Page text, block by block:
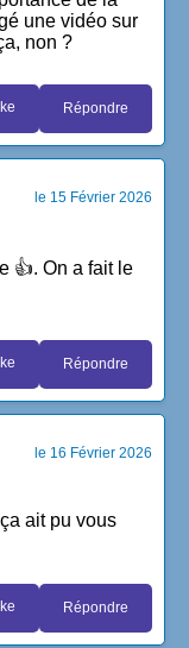
une vidéo sur
non ?
Répondre
le 15 Février 2026
👍. On a fait le
Répondre
le 16 Février 2026
ait pu vous
Répondre